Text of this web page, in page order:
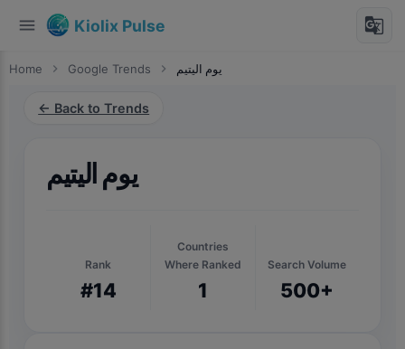
menu Kiolix Pulse g_translate
Home chevron_right Google Trends chevron_right يوم اليتيم
← Back to Trends
يوم اليتيم
Rank
#14
Countries
Where Ranked
1
Search Volume
500+